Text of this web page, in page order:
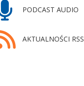
PODCAST AUDIO
AKTUALNOŚCI RSS